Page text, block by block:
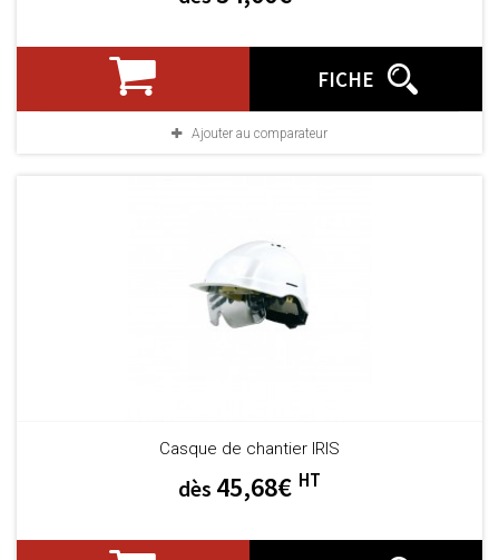
FICHE
Ajouter au comparateur
Casque de chantier IRIS
dès 45,68€ HT